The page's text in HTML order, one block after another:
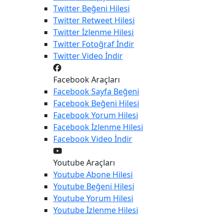
Twitter Beğeni Hilesi
Twitter Retweet Hilesi
Twitterİzlenme Hilesi
Twitter Fotoğraf İndir
TwitterVideo İndir
Facebook Araçları
FacebookSayfa Beğeni
Facebook Beğeni Hilesi
FacebookYorum Hilesi
Facebookİzlenme Hilesi
FacebookVideo İndir
Youtube Araçları
YoutubeAbone Hilesi
Youtube Beğeni Hilesi
YoutubeYorum Hilesi
Youtubeİzlenme Hilesi